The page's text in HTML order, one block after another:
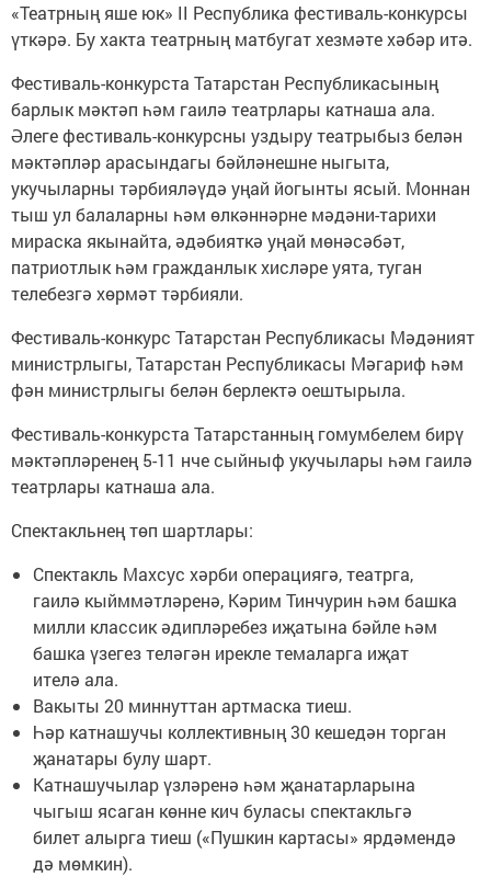
«Театрның яше юк» II Республика фестиваль-конкурсы
үткәрә. Бу хакта театрның матбугат хезмәте хәбәр итә.
Фестиваль-конкурста Татарстан Республикасының
барлык мәктәп һәм гаилә театрлары катнаша ала.
Әлеге фестиваль-конкурсны уздыру театрыбыз белән
мәктәпләр арасындагы бәйләнешне ныгыта,
укучыларны тәрбияләүдә уңай йогынты ясый. Моннан
тыш ул балаларны һәм өлкәннәрне мәдәни-тарихи
мираска якынайта, әдәбияткә уңай мөнәсәбәт,
патриотлык һәм гражданлык хисләре уята, туган
телебезгә хөрмәт тәрбияли.
Фестиваль-конкурс Татарстан Республикасы Мәдәният
министрлыгы, Татарстан Республикасы Мәгариф һәм
фән министрлыгы белән берлектә оештырыла.
Фестиваль-конкурста Татарстанның гомумбелем бирү
мәктәпләренең 5-11 нче сыйныф укучылары һәм гаилә
театрлары катнаша ала.
Спектакльнең төп шартлары:
Спектакль Махсус хәрби операциягә, театрга,
гаилә кыйммәтләренә, Кәрим Тинчурин һәм башка
милли классик әдипләребез иҗатына бәйле һәм
башка үзегез теләгән ирекле темаларга иҗат
ителә ала.
Вакыты 20 миннуттан артмаска тиеш.
Һәр катнашучы коллективның 30 кешедән торган
җанатары булу шарт.
Катнашучылар үзләренә һәм җанатарларына
чыгыш ясаган көнне кич буласы спектакльгә
билет алырга тиеш («Пушкин картасы» ярдәмендә
дә мөмкин).